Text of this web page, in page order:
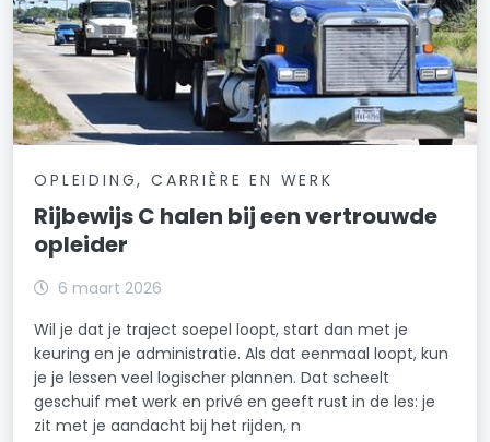
OPLEIDING, CARRIÈRE EN WERK
Rijbewijs C halen bij een vertrouwde
opleider
6 maart 2026
Wil je dat je traject soepel loopt, start dan met je
keuring en je administratie. Als dat eenmaal loopt, kun
je je lessen veel logischer plannen. Dat scheelt
geschuif met werk en privé en geeft rust in de les: je
zit met je aandacht bij het rijden, n